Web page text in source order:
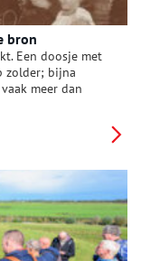
bron
Een doosje met
zolder; bijna
meer dan
verschillen
op de